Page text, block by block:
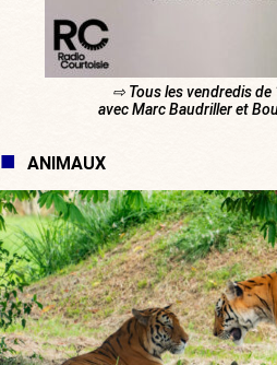
⇨ Tous les vendredis
avec Marc Baudriller et
ANIMAUX